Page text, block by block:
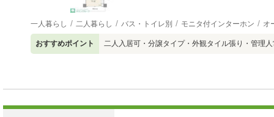
一人暮らし 二人暮らし バス・トイレ別 モニタ付インターホン オ
おすすめポイント 二人入居可・分譲タイプ・外観タイル張り・管理